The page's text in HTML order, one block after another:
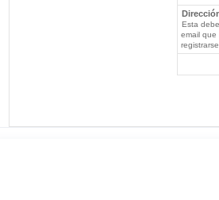
Esta
email que
registrarse.